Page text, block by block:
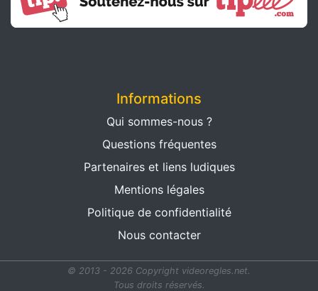
Informations
Qui sommes-nous ?
Questions fréquentes
Partenaires et liens ludiques
Mentions légales
Politique de confidentialité
Nous contacter
© 2013 - 2026 Copyright videoregles.net.
Tous droits réservés.